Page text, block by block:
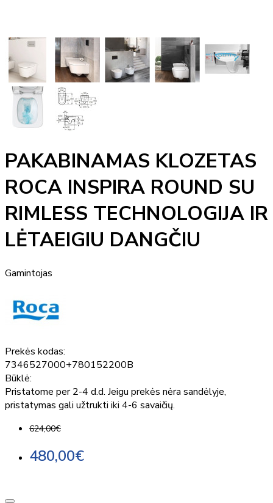
PAKABINAMAS KLOZETAS
ROCA INSPIRA ROUND SU
RIMLESS TECHNOLOGIJA IR
LĖTAEIGIU DANGČIU
Gamintojas
Prekės kodas:
7346527000+780152200B
Būklė:
Pristatome per 2-4 d.d. Jeigu prekės nėra sandėlyje,
pristatymas gali užtrukti iki 4-6 savaičių.
624,00€
480,00€